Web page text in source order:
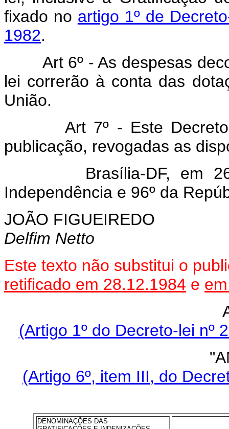
fixado no artigo 1º de
1982.
Art 6º - As despesas
lei correrão à conta das
União.
Art 7º - Este Decreto-
publicação, revogadas as
Brasília-DF, em 26
Independência e 96º da
JOÃO FIGUEIREDO
Delfim Netto
Este texto não substitui o
retificado em 28.12.1984 e
(Artigo 1º do Decreto-lei nº
(Artigo 6º, item III, do
DENOMINAÇÕES DAS